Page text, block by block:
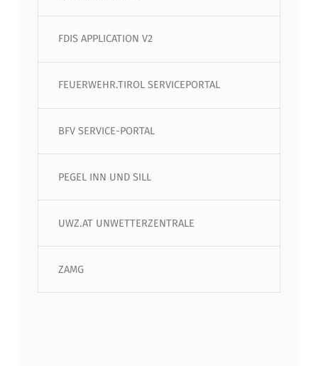
FDIS APPLICATION V2
FEUERWEHR.TIROL SERVICEPORTAL
BFV SERVICE-PORTAL
PEGEL INN UND SILL
UWZ.AT UNWETTERZENTRALE
ZAMG